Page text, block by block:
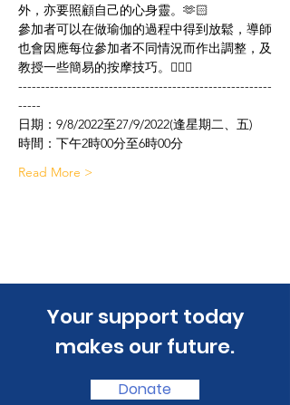
外，亦要照顧自己的心身靈。🫶🏻
參加者可以在做瑜伽的過程中得到放鬆，導師
也會因應每位參加者不同情況而作出調整，及
教授一些簡易的按摩技巧。💆🏻‍♀️
--------------------------------------------------------
-----
日期：9/8/2022至27/9/2022(逢星期二、五)
時間：下午2時00分至6時00分
Read More >
​Your support today
makes our future.
Donate